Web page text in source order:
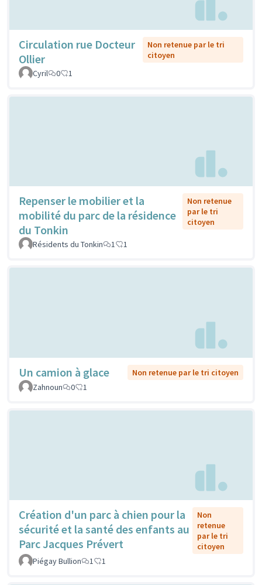
Circulation rue Docteur
Ollier
Non retenue par le tri
citoyen
Cyril
0 1
Repenser le mobilier et la
mobilité du parc de la résidence
du Tonkin
Non retenue
par le tri
citoyen
Résidents du Tonkin 1 1
Un camion à glace
Non retenue par le tri citoyen
Zahnoun
0 1
Création d'un parc à chien pour la
sécurité et la santé des enfants au
Parc Jacques Prévert
Non
retenue
par le tri
citoyen
Piégay Bullion
1 1